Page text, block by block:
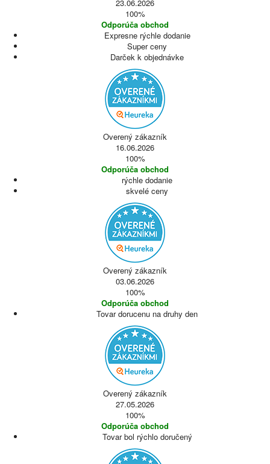
23.06.2026
100%
Odporúča obchod
Expresne rýchle dodanie
Super ceny
Darček k objednávke
Overený zákazník
16.06.2026
100%
Odporúča obchod
rýchle dodanie
skvelé ceny
Overený zákazník
03.06.2026
100%
Odporúča obchod
Tovar dorucenu na druhy den
Overený zákazník
27.05.2026
100%
Odporúča obchod
Tovar bol rýchlo doručený